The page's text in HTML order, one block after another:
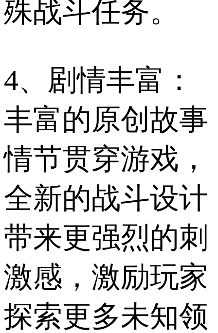
殊战斗任务。
4、剧情丰富：
丰富的原创故事
情节贯穿游戏，
全新的战斗设计
带来更强烈的刺
激感，激励玩家
探索更多未知领